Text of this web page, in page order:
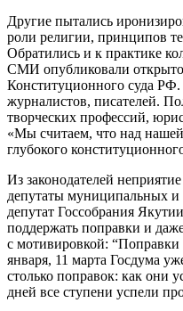
Другие пытались
роли религии, принципов
Обратились и к практике
СМИ опубликовали
Конституционного суда
журналистов, писателей.
творческих профессий,
«Мы считаем, что над нашей
глубокого
Из законодателей
депутаты муниципальных и
депутат Госсобрания
поддержать поправки и
с мотивировкой: “Поправки
января, 11 марта Госдума
столько поправок: как они
дней все ступени успели